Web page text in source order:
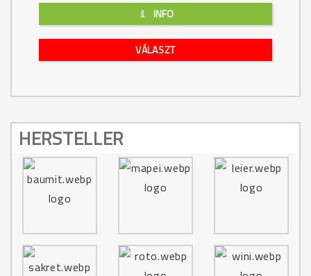
INFO
VÁLASZT
HERSTELLER